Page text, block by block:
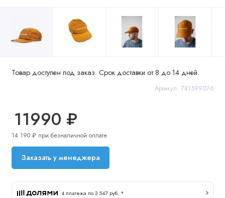
Товар доступен под заказ. Срок доставки от 8 до 14 дней.
Артикул: 781599076
11990 ₽
14 190 ₽ при безналичной оплате
Заказать у менеджера
4 платежа по 3 547 руб. *